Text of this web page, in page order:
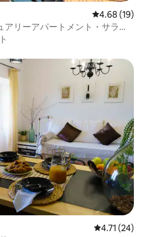
レビュー19
4.68 (19)
アリーアパートメント・サラン
レビュー24
4.71 (24)